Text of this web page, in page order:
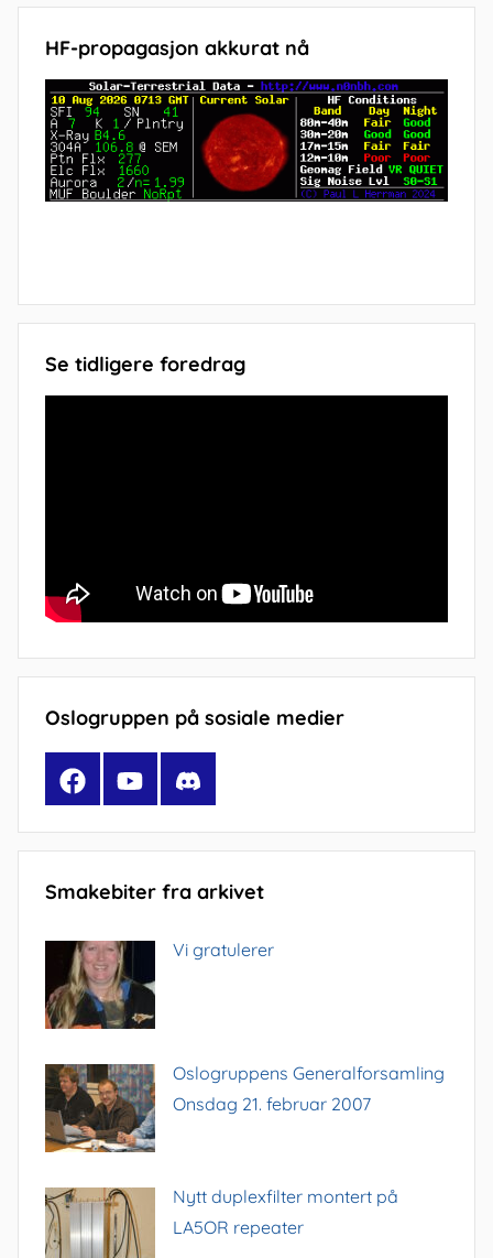
HF-propagasjon akkurat nå
Se tidligere foredrag
Oslogruppen på sosiale medier
FacebookYouTubeDiscord
Smakebiter fra arkivet
Vi gratulerer
Oslogruppens Generalforsamling
Onsdag 21. februar 2007
Nytt duplexfilter montert på
LA5OR repeater